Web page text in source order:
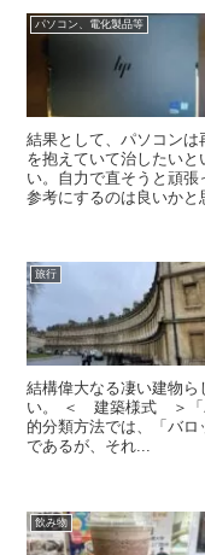
パソコン、電化製品等
結果として、パソコンは
を抱えていて治したい
い。自力で直そうと頑
参考にするのは良いかと
旅行
結構偉大なる凄い建物
い。 ＜ 建築様式 ＞「
的分類方法では、「バロ
であるが、それ...
飲み物